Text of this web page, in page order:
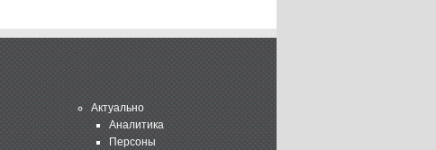
Актуально
Аналитика
Персоны